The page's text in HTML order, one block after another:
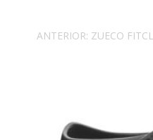
ANTERIOR: ZUECO